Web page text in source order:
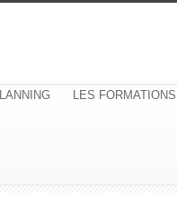
LES FORMATIONS